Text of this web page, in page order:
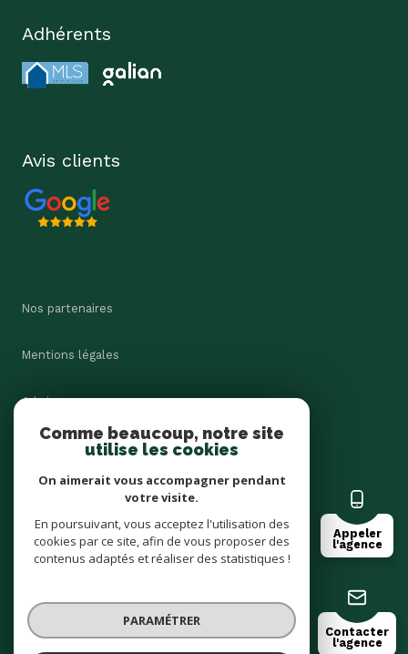
Appeler
l'agence
Contacter
l'agence
Adhérents
Avis clients
Nos partenaires
Mentions légales
Admin
Nos honoraires
Cookies
© 2026 | Tous droits réservés
Comme beaucoup, notre site
utilise les cookies
On aimerait vous accompagner pendant
votre visite.
En poursuivant, vous acceptez l'utilisation des
cookies par ce site, afin de vous proposer des
contenus adaptés et réaliser des statistiques !
PARAMÉTRER